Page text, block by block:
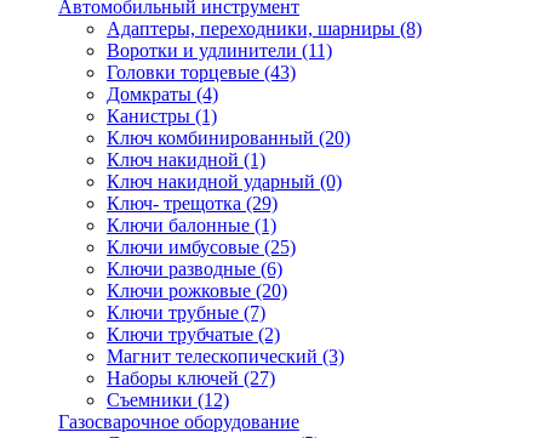
Автомобильный инструмент
Адаптеры, переходники, шарниры (8)
Воротки и удлинители (11)
Головки торцевые (43)
Домкраты (4)
Канистры (1)
Ключ комбинированный (20)
Ключ накидной (1)
Ключ накидной ударный (0)
Ключ- трещотка (29)
Ключи балонные (1)
Ключи имбусовые (25)
Ключи разводные (6)
Ключи рожковые (20)
Ключи трубные (7)
Ключи трубчатые (2)
Магнит телескопический (3)
Наборы ключей (27)
Съемники (12)
Газосварочное оборудование